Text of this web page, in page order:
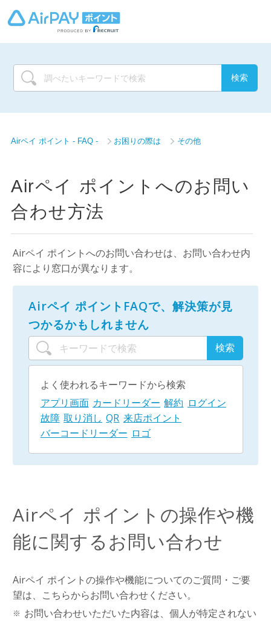
Airペイ ポイント - FAQ - お困りの際は その他
Airペイ ポイントへのお問い
合わせ方法
Airペイ ポイントへのお問い合わせは、お問い合わせ内
容により窓口が異なります。
Airペイ ポイントFAQで、解決策が見
つかるかもしれません
よく使われるキーワードから検索
アプリ画面 カードリーダー 解約 ログイン
故障 取り消し QR 来店ポイント
バーコードリーダー ロゴ
Airペイ ポイントの操作や機
能に関するお問い合わせ
Airペイ ポイントの操作や機能についてのご質問・ご要
望は、こちらからお問い合わせください。
お問い合わせいただいた内容は、個人が特定されない